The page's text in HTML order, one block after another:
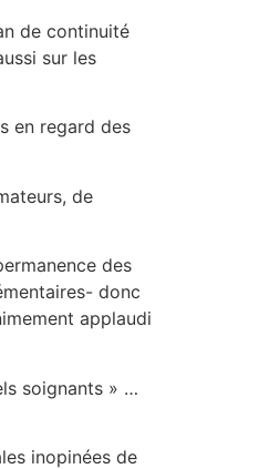
de continuité
sur les
en regard des
de
des
donc
applaudi
soignants » …
inopinées de